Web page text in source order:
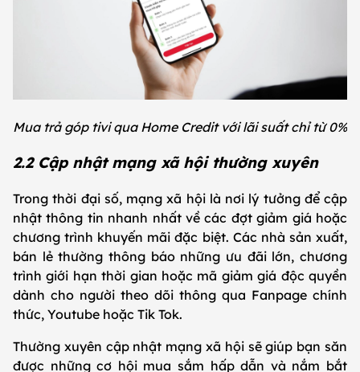
Mua trả góp tivi qua Home Credit với lãi suất chỉ từ 0%
2.2 Cập nhật mạng xã hội thường xuyên
Trong thời đại số, mạng xã hội là nơi lý tưởng để cập
nhật thông tin nhanh nhất về các đợt giảm giá hoặc
chương trình khuyến mãi đặc biệt. Các nhà sản xuất,
bán lẻ thường thông báo những ưu đãi lớn, chương
trình giới hạn thời gian hoặc mã giảm giá độc quyền
dành cho người theo dõi thông qua Fanpage chính
thức, Youtube hoặc Tik Tok.
Thường xuyên cập nhật mạng xã hội sẽ giúp bạn săn
được những cơ hội mua sắm hấp dẫn và nắm bắt